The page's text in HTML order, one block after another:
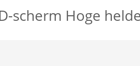
scherm Hoge